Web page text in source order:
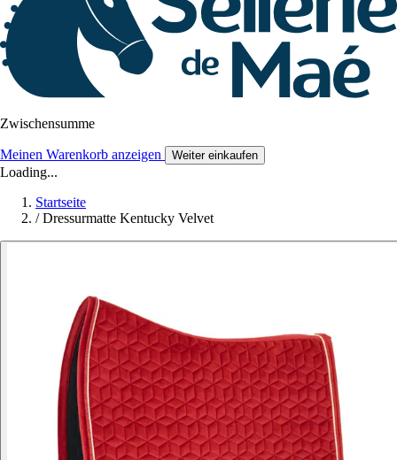
Zwischensumme
Meinen Warenkorb anzeigen Weiter einkaufen
Loading...
Startseite
/ Dressurmatte Kentucky Velvet